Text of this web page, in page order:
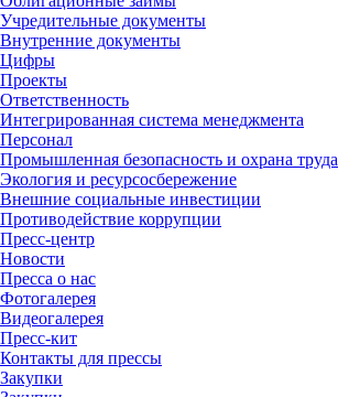
Учредительные документы
Внутренние документы
Цифры
Проекты
Ответственность
Интегрированная система менеджмента
Персонал
Промышленная безопасность и охрана труда
Экология и ресурсосбережение
Внешние социальные инвестиции
Противодействие коррупции
Пресс-центр
Новости
Пресса о нас
Фотогалерея
Видеогалерея
Пресс-кит
Контакты для прессы
Закупки